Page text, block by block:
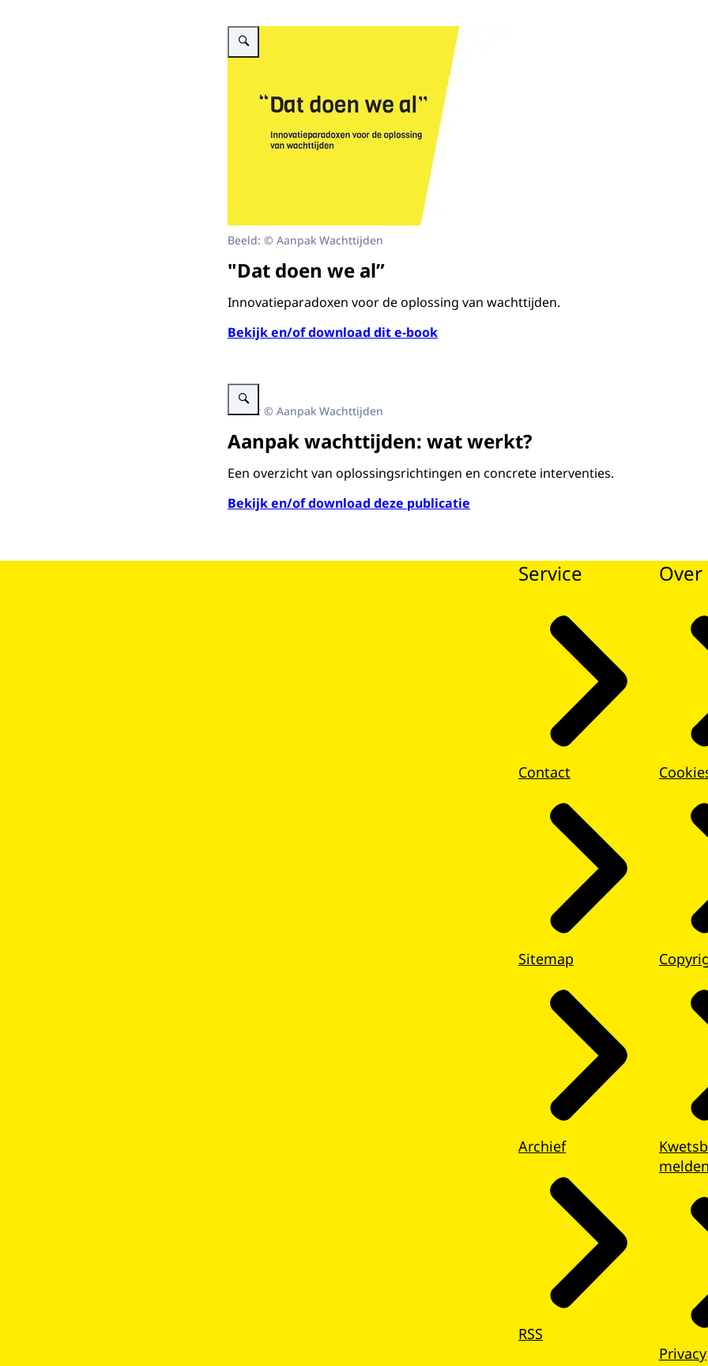
Vergroot afbeelding Afbeelding van publicatie innovatieparadox
Beeld: © Aanpak Wachttijden
"Dat doen we al”
Innovatieparadoxen voor de oplossing van wachttijden.
Bekijk en/of download dit e-book
Vergroot afbeelding Afbeelding van document Aanpak wachttijden; wat werkt?
Beeld: © Aanpak Wachttijden
Aanpak wachttijden: wat werkt?
Een overzicht van oplossingsrichtingen en concrete interventies.
Bekijk en/of download deze publicatie
Service
Contact
Sitemap
Archief
RSS
Over
melden
Privacy